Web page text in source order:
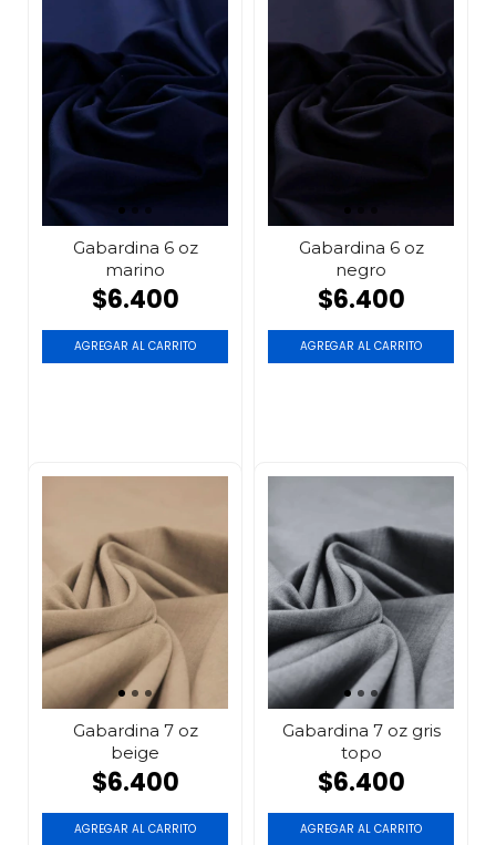
Gabardina 6 oz
marino
$6.400
AGREGAR AL CARRITO
Gabardina 6 oz
negro
$6.400
AGREGAR AL CARRITO
Gabardina 7 oz
beige
$6.400
AGREGAR AL CARRITO
Gabardina 7 oz gris
topo
$6.400
AGREGAR AL CARRITO